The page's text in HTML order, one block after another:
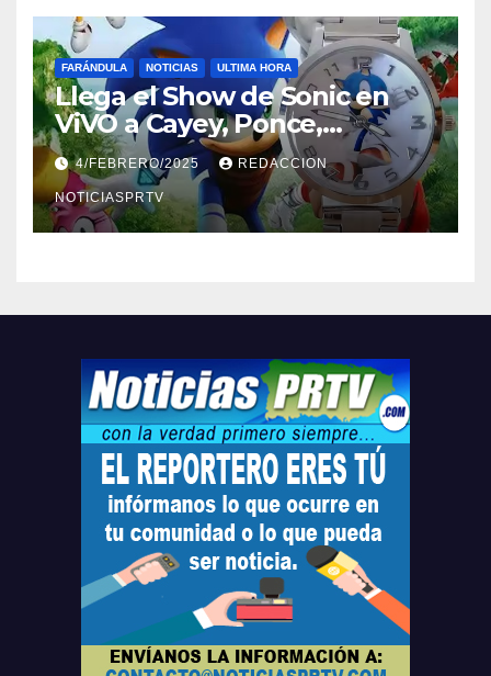
FARÁNDULA NOTICIAS ULTIMA HORA
Llega el Show de Sonic en
ViVO a Cayey, Ponce,
Barceloneta y Humacao,
Relojes gratis para el que
compre ahora….
4/FEBRERO/2025 REDACCION
NOTICIASPRTV